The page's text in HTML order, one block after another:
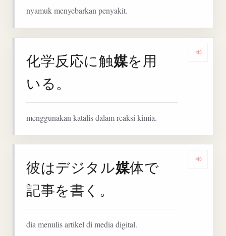
nyamuk menyebarkan penyakit.
化学反応に触媒を用
いる。
menggunakan katalis dalam reaksi kimia.
彼はデジタル媒体で
記事を書く。
dia menulis artikel di media digital.